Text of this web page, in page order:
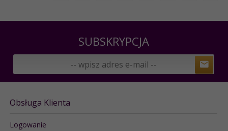
SUBSKRYPCJA
Obsługa Klienta
Logowanie